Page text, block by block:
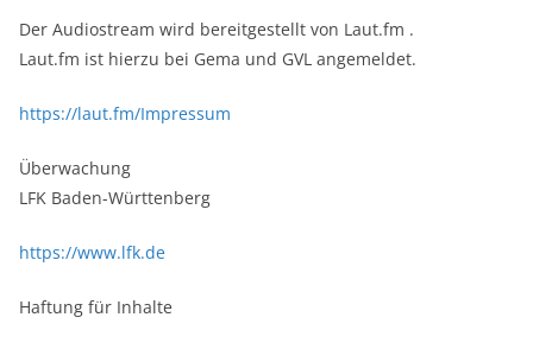
Der Audiostream wird bereitgestellt von Laut.fm .
Laut.fm ist hierzu bei Gema und GVL angemeldet.
https://laut.fm/Impressum
Überwachung
LFK Baden-Württenberg
https://www.lfk.de
Haftung für Inhalte